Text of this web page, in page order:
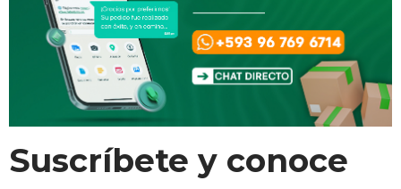
Suscríbete y conoce